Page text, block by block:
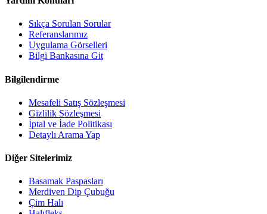
Sıkça Sorulan Sorular
Referanslarımız
Uygulama Görselleri
Bilgi Bankasına Git
Bilgilendirme
Mesafeli Satış Sözleşmesi
Gizlilik Sözleşmesi
İptal ve İade Politikası
Detaylı Arama Yap
Diğer Sitelerimiz
Basamak Paspasları
Merdiven Dip Çubuğu
Çim Halı